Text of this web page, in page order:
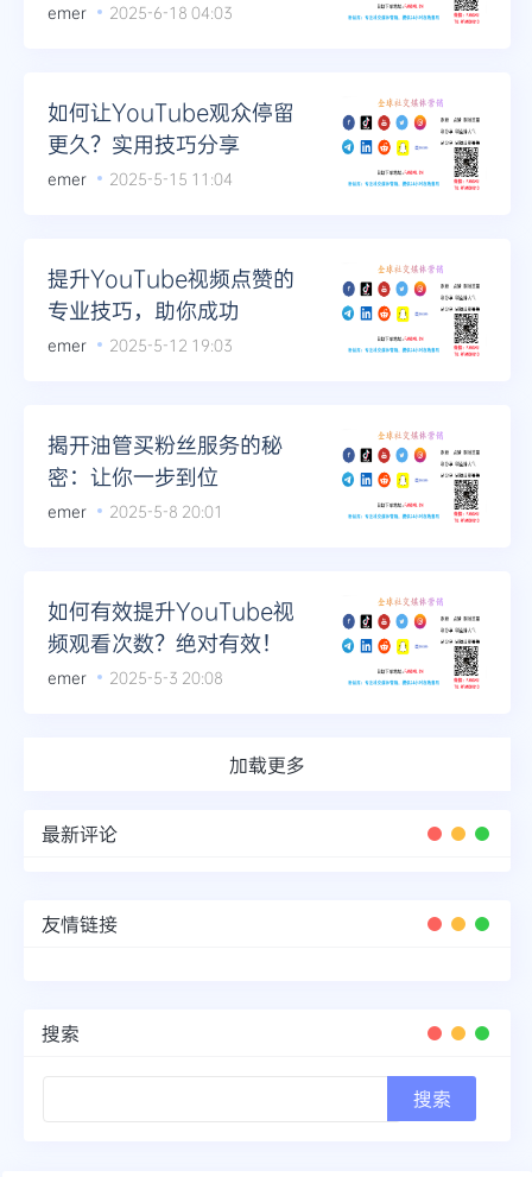
emer 2025-6-18 04:03
如何让YouTube观众停留
更久？实用技巧分享
emer 2025-5-15 11:04
提升YouTube视频点赞的
专业技巧，助你成功
emer 2025-5-12 19:03
揭开油管买粉丝服务的秘
密：让你一步到位
emer 2025-5-8 20:01
如何有效提升YouTube视
频观看次数？绝对有效！
emer 2025-5-3 20:08
加载更多
最新评论
友情链接
搜索